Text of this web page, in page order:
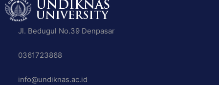
Jl. Bedugul No.39 Denpasar
0361723868
info@undiknas.ac.id